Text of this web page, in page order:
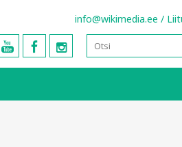
info@wikimedia.ee /